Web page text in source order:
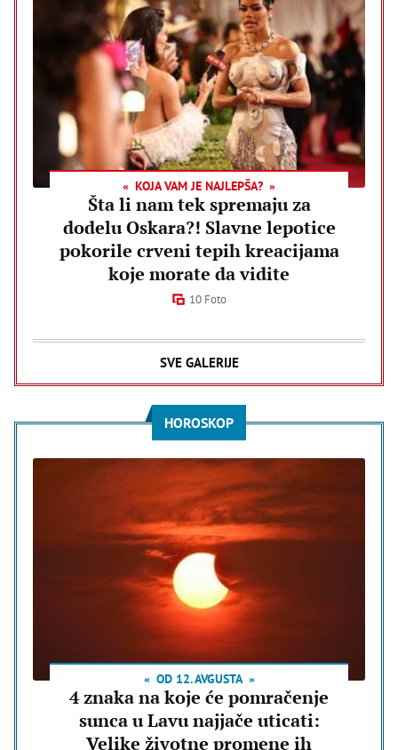
KOJA VAM JE NAJLEPŠA?
Šta li nam tek spremaju za
dodelu Oskara?! Slavne lepotice
pokorile crveni tepih kreacijama
koje morate da vidite
10 Foto
SVE GALERIJE
HOROSKOP
OD 12. AVGUSTA
4 znaka na koje će pomračenje
sunca u Lavu najjače uticati:
Velike životne promene ih